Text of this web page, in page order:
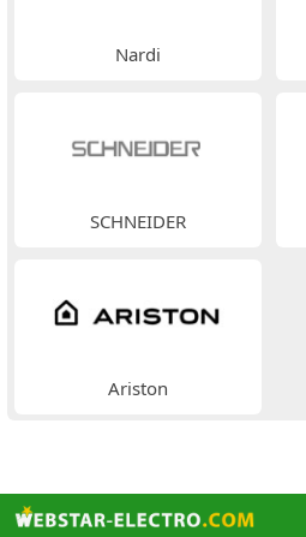
Nardi
SCHNEIDER
Ariston